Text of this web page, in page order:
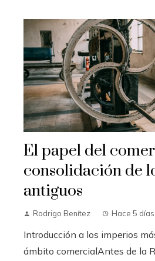
El papel del
consolidación de
antiguos
Rodrigo Benítez Hace 5 días
Introducción a los imperios
ámbito comercialAntes de la